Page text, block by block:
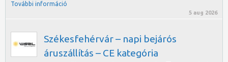
További információ
5 aug 2026
Székesfehérvár – napi bejárós
áruszállítás – CE kategória